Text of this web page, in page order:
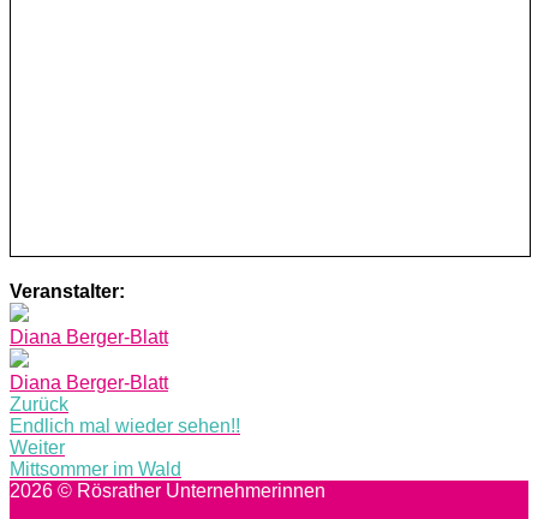
Veranstalter:
Diana Berger-Blatt
Diana Berger-Blatt
Post
navigation
Zurück
Endlich mal wieder sehen!!
Weiter
Mittsommer im Wald
2026 © Rösrather Unternehmerinnen